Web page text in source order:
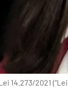
14.273/2021